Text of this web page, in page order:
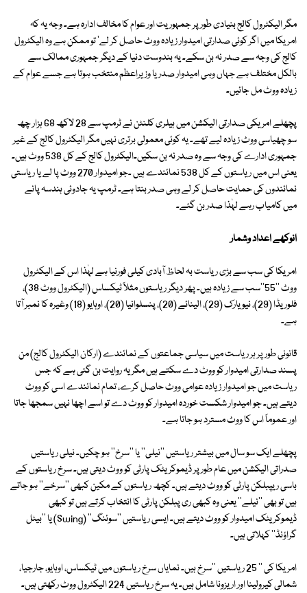
مگر الیکٹرول کالج بنیادی طور پر جمہوریت اور عوام کا مخالف ادارہ ہے۔ وجہ یہ کہ
امریکا میں اگر کوئی صدارتی امیدوار زیادہ ووٹ حاصل کر لے' تو ممکن ہے وہ الیکٹرول
کالج کی وجہ سے صدر نہ بن سکے۔ یہ بندوست دنیا کے دیگر جمہوری ممالک سے
بالکل مختلف ہے جہاں وہی امیدوار صدر یا وزیراعظم منتخب ہوتا ہے جسے عوام کے
زیادہ ووٹ مل جائیں۔
پچھلے امریکی صدارتی الیکشن میں ہیلری کلنٹن نے ٹرمپ سے 28 لاکھ 68 ہزار چھ
سو چھیاسی ووٹ زیادہ لیے تھے۔ یہ کوئی معمولی برتری نہیں مگر الیکٹرول کالج کے غیر
جمہوری ادارے کی وجہ سے وہ صدر نہ بن سکیں۔الیکٹرول کالج کے کل 538 ووٹ ہیں۔
یعنی اس میں ریاستوں کے کل 538 نمائندے ہیں ۔جو امیدوار 270 ووٹ پا لے یا ریاستی
نمائندوں کی حمایت حاصل کر لے وہی صدر بنتا ہے۔ ٹرمپ یہ جادوئی ہندسہ پانے
میں کامیاب رہے لہٰذا صدر بن گئے۔
انوکھے اعداد وشمار
امریکا کی سب سے بڑی ریاست بہ لحاظ آبادی کیلی فورنیا ہے لہٰذا اس کے الیکٹرول
ووٹ ''55''سب سے زیادہ ہیں۔ پھر دیگر ریاستوں مثلاً ٹیکساس (الیکٹرول ووٹ 38)،
فلوریڈا (29)، نیویارک (29)، الینائے (20)، پنسلوانیا (20)، اوہایو (18) وغیرہ کا نمبر آتا
ہے۔
قانونی طور پر ہر ریاست میں سیاسی جماعتوں کے نمائندے (ارکان الیکٹرول کالج) من
پسند صدارتی امیدوار کو ووٹ دے سکتے ہیں مگر یہ روایت بن گئی ہے کہ جس
ریاست میں جو امیدوار زیادہ عوامی ووٹ حاصل کرے، تمام نمائندے اسی کو ووٹ
دیتے ہیں۔ جو امیدوار شکست خوردہ امیدوار کو ووٹ دے تو اسے اچھا نہیں سمجھا جاتا
اور عموماً اس کا ووٹ مسترد ہو جاتا ہے۔
پچھلے ایک سو سال میں بیشتر ریاستیں ''نیلی'' یا ''سرخ'' ہو چکیں۔ نیلی ریاستیں
صدراتی الیکشن میں عام طور پر ڈیموکریٹک پارٹی کو ووٹ دیتی ہیں۔ سرخ ریاستوں کے
باسی ریپبلکن پارٹی کو ووٹ دیتے ہیں۔ کچھ ریاستوں کے مکین کبھی ''سرخے'' ہو جاتے
ہیں تو بھی ''نیلے'' یعنی وہ کبھی ری پبلکن پارٹی کا انتخاب کرتے ہیں تو کبھی
ڈیموکریٹک امیدوار کو ووٹ دیتے ہیں۔ ایسی ریاستیں ''سوئنگ'' (Swing) یا ''بیٹل
گراؤنڈ'' کہلاتی ہیں۔
امریکا کی '' 25 ریاستیں ''سرخ ہیں۔ نمایاں سرخ ریاستوں میں ٹیکساس، اوہایو، جارجیا،
شمالی کیرولینا اور اریزونا شامل ہیں۔ یہ سرخ ریاستیں 224 الیکٹرول ووٹ رکھتی ہیں۔